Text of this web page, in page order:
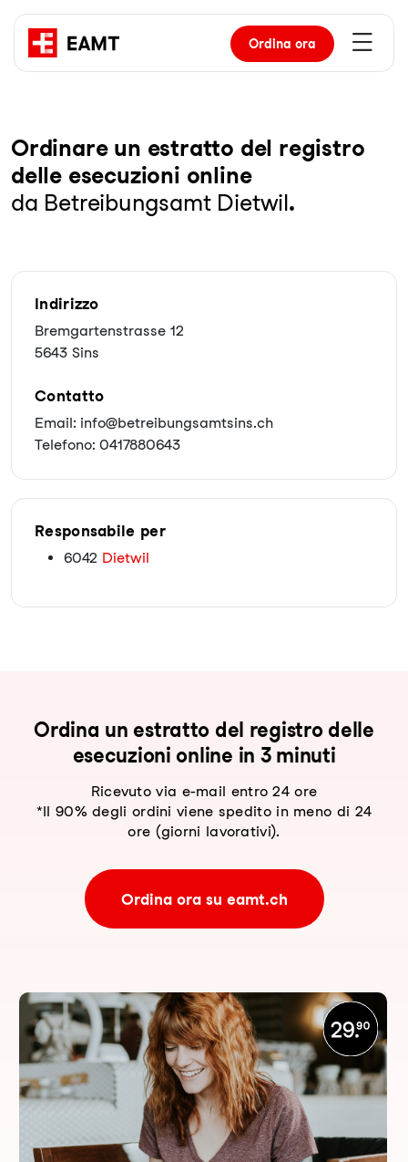
Ordina ora
Or­di­na­re un es­trat­to del re­gis­tro
del­le ese­cu­zio­ni on­line
da Betreibungsamt Dietwil.
Indirizzo
Bremgartenstrasse 12
5643 Sins
Contatto
Email: info@betreibungsamtsins.ch
Telefono: 0417880643
Responsabile per
6042 Dietwil
Ordina un estratto del registro delle
esecuzioni online in 3 minuti
Ricevuto via e-mail entro 24 ore
*Il 90% degli ordini viene spedito in meno di 24
ore (giorni lavorativi).
Ordina ora su eamt.ch